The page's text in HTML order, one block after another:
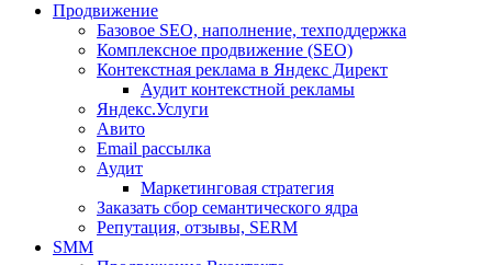
Продвижение
Базовое SEO, наполнение, техподдержка
Комплексное продвижение (SEO)
Контекстная реклама в Яндекс Директ
Аудит контекстной рекламы
Яндекс.Услуги
Авито
Email рассылка
Аудит
Маркетинговая стратегия
Заказать сбор семантического ядра
Репутация, отзывы, SERM
SMM